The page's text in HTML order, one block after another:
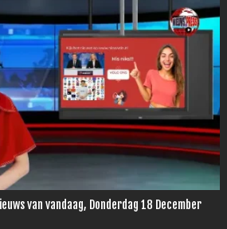
van vandaag, Donderdag 18 December